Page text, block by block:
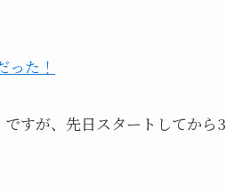
た！
すが、先日スタートしてから3